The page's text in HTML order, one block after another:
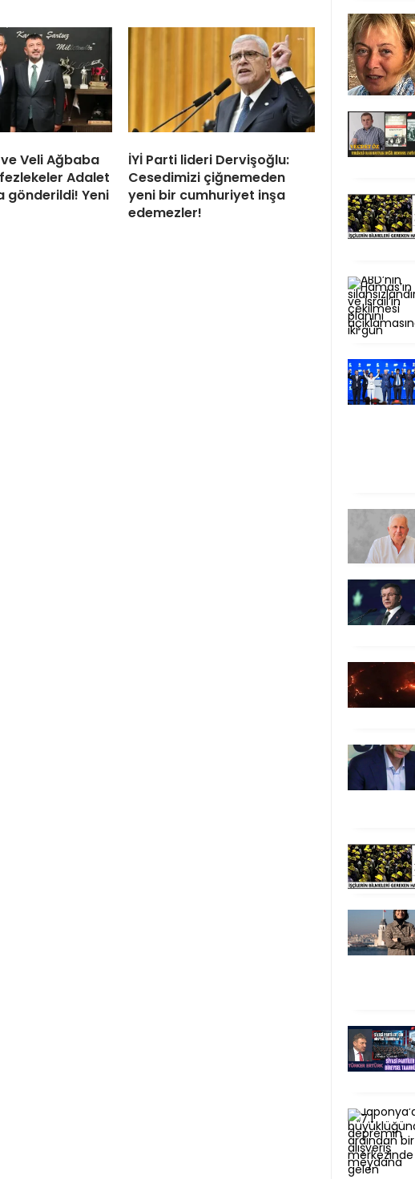
Veli Ağbaba
Adalet
gönderildi! Yeni
İYİ Parti lideri Dervişoğlu:
Cesedimizi çiğnemeden
yeni bir cumhuriyet inşa
edemezler!